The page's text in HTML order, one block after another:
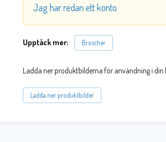
Jag har redan ett konto
Upptäck mer: Broscher
Ladda ner produktbilderna för användning i din
Ladda ner produktbilder